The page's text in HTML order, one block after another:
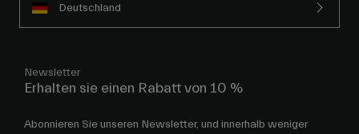
Deutschland
Newsletter
Erhalten sie einen Rabatt von 10 %
Abonnieren Sie unseren Newsletter, und innerhalb weniger